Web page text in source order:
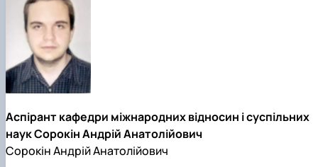
Аспірант кафедри міжнародних відносин і суспільних
наук Сорокін Андрій Анатолійович
Сорокін Андрій Анатолійович